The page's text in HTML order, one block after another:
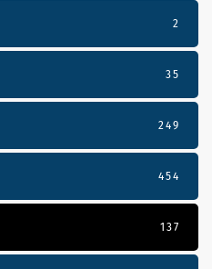
2
35
249
454
137